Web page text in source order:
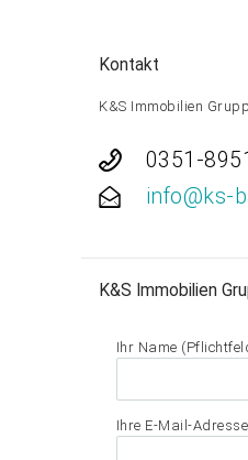
Kontakt
K&S Immobilien
0351-
info@ks-
K&S Immobilien
Ihr Name
Ihre E-Mail-